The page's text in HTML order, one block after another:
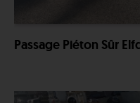
Passage Piéton Sûr